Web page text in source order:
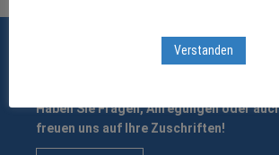
Leserbrief schreiben
Haben Sie Fragen, Anregungen oder
freuen uns auf Ihre Zuschriften!
Verstanden